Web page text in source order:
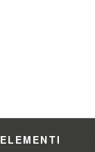
ELEMENTI